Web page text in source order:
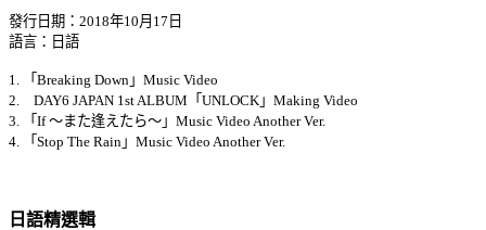
發行日期：2018年10月17日
語言：日語
1. 「Breaking Down」Music Video
2. DAY6 JAPAN 1st ALBUM「UNLOCK」Making Video
3. 「If ～また逢えたら～」Music Video Another Ver.
4. 「Stop The Rain」Music Video Another Ver.
日語精選輯